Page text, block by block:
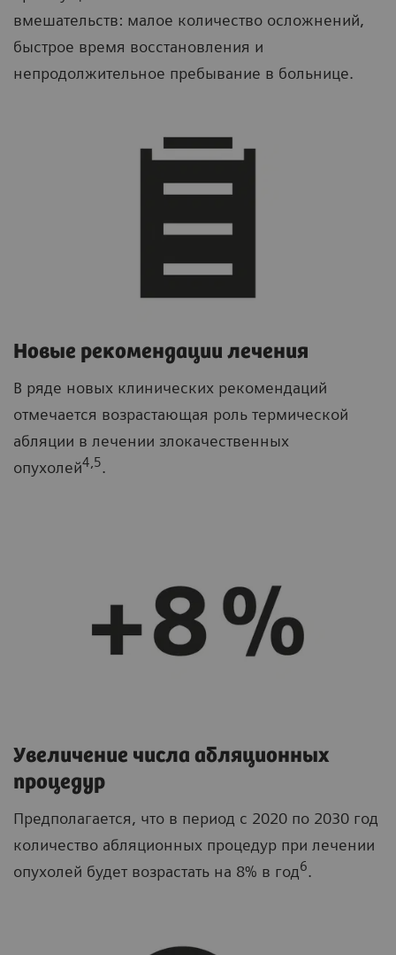
вмешательств: малое количество осложнений,
быстрое время восстановления и
непродолжительное пребывание в больнице.
Новые рекомендации лечения
В ряде новых клинических рекомендаций
отмечается возрастающая роль термической
абляции в лечении злокачественных
опухолей4,5.
Увеличение числа абляционных
процедур
Предполагается, что в период с 2020 по 2030 год
количество абляционных процедур при лечении
опухолей будет возрастать на 8% в год6.